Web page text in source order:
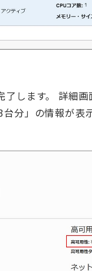
します。 詳細
分」の情報が表